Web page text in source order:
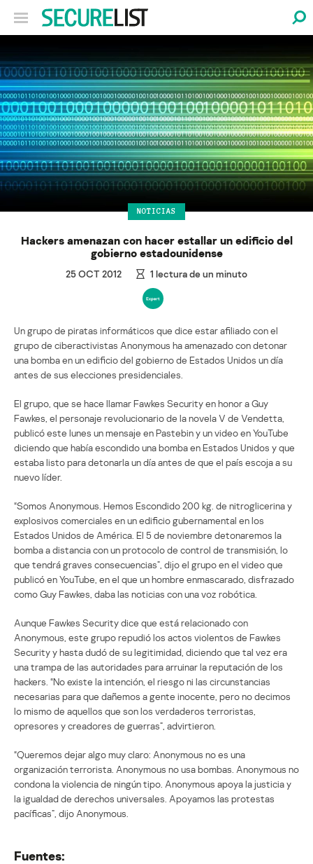
NOTICIAS
Hackers amenazan con hacer estallar un edificio del
gobierno estadounidense
25 OCT 2012 1 lectura de un minuto
Un grupo de piratas informáticos que dice estar afiliado con el
grupo de ciberactivistas Anonymous ha amenazado con detonar
una bomba en un edificio del gobierno de Estados Unidos un día
antes de sus elecciones presidenciales.
El grupo, que se hace llamar Fawkes Security en honor a Guy
Fawkes, el personaje revolucionario de la novela V de Vendetta,
publicó este lunes un mensaje en Pastebin y un video en YouTube
diciendo que había escondido una bomba en Estados Unidos y que
estaba listo para detonarla un día antes de que el país escoja a su
nuevo líder.
“Somos Anonymous. Hemos Escondido 200 kg. de nitroglicerina y
explosivos comerciales en un edificio gubernamental en los
Estados Unidos de América. El 5 de noviembre detonaremos la
bomba a distancia con un protocolo de control de transmisión, lo
que tendrá graves consecuencias”, dijo el grupo en el video que
publicó en YouTube, en el que un hombre enmascarado, disfrazado
como Guy Fawkes, daba las noticias con una voz robótica.
Aunque Fawkes Security dice que está relacionado con
Anonymous, este grupo repudió los actos violentos de Fawkes
Security y hasta dudó de su legitimidad, diciendo que tal vez era
una trampa de las autoridades para arruinar la reputación de los
hackers. “No existe la intención, el riesgo ni las circunstancias
necesarias para que dañemos a gente inocente, pero no decimos
lo mismo de aquellos que son los verdaderos terroristas,
opresores y creadores de guerras”, advirtieron.
“Queremos dejar algo muy claro: Anonymous no es una
organización terrorista. Anonymous no usa bombas. Anonymous no
condona la violencia de ningún tipo. Anonymous apoya la justicia y
la igualdad de derechos universales. Apoyamos las protestas
pacíficas”, dijo Anonymous.
Fuentes: